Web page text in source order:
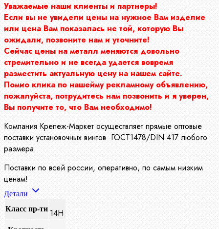
Уважаемые наши клиенты и партнеры!
Если вы не увидели цены на нужное Вам изделие
или цена Вам показалась не той, которую Вы
ожидали, позвоните нам и уточните!
Сейчас цены на металл меняются довольно
стремительно и не всегда удается вовремя
разместить актуальную цену на нашем сайте.
Помио клика по нашейму рекламному объявлению,
пожалуйста, потрудитесь нам позвонить и я уверен,
Вы получите то, что Вам необходимо!
Компания Крепеж-Маркет осуществляет прямые оптовые
поставки установочных винтов ГОСТ1478/DIN 417 любого
размера.
Поставки по всей россии, оперативно, по самым низким
ценам!
Детали
Класс пр-ти 14Н